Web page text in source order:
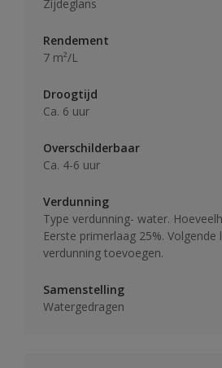
Zijdeglans
Rendement
7 m²/L
Droogtijd
Ca. 6 uur
Overschilderbaar
Ca. 4-6 uur
Verdunning
Type verdunning- water.
Eerste primerlaag 25%. Volgende
verdunning toevoegen.
Samenstelling
Watergedragen